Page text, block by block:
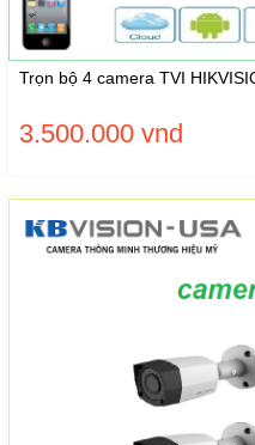
Trọn bộ 4 camera TVI
3.500.000 vnd